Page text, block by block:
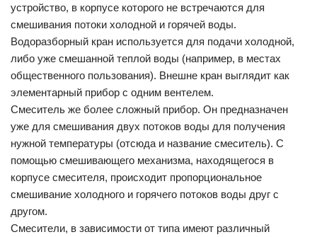
устройство, в корпусе которого не встречаются для
смешивания потоки холодной и горячей воды.
Водоразборный кран используется для подачи холодной,
либо уже смешанной теплой воды (например, в местах
общественного пользования). Внешне кран выглядит как
элементарный прибор с одним вентелем.
Смеситель же более сложный прибор. Он предназначен
уже для смешивания двух потоков воды для получения
нужной температуры (отсюда и название смеситель). С
помощью смешивающего механизма, находящегося в
корпусе смесителя, происходит пропорциональное
смешивание холодного и горячего потоков воды друг с
другом.
Смесители, в зависимости от типа имеют различный